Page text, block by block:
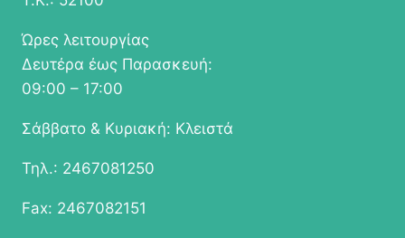
Ώρες λειτουργίας
Δευτέρα έως Παρασκευή:
09:00 – 17:00
Σάββατο & Κυριακή: Κλειστά
Τηλ.: 2467081250
Fax: 2467082151